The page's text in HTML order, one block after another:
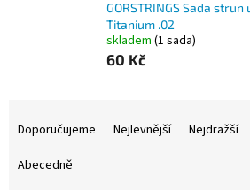
GORSTRINGS Sada
Titanium .02
skladem (1 sada)
60 Kč
Doporučujeme Nejlevnější Nejdražší
Abecedně